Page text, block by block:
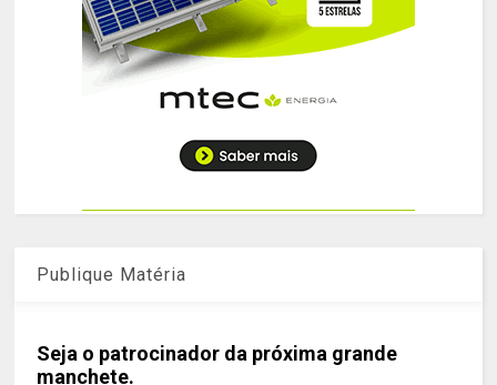
Publique Matéria
Seja o patrocinador da próxima grande
manchete.